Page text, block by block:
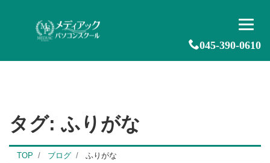
045-390-0610
タグ: ふりがな
TOP ブログ ふりがな